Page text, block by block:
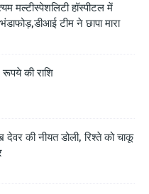
मल्टीस्पेशलिटी हॉस्पीटल में
टीम ने छापा मारा
रूपये की राशि
की नीयत डोली, रिश्ते को चाकू